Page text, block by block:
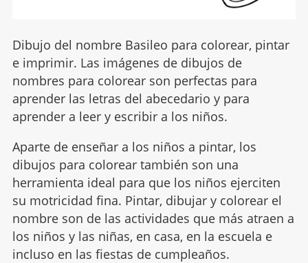
Dibujo del nombre Basileo para colorear, pintar
e imprimir. Las imágenes de dibujos de
nombres para colorear son perfectas para
aprender las letras del abecedario y para
aprender a leer y escribir a los niños.
Aparte de enseñar a los niños a pintar, los
dibujos para colorear también son una
herramienta ideal para que los niños ejerciten
su motricidad fina. Pintar, dibujar y colorear el
nombre son de las actividades que más atraen a
los niños y las niñas, en casa, en la escuela e
incluso en las fiestas de cumpleaños.